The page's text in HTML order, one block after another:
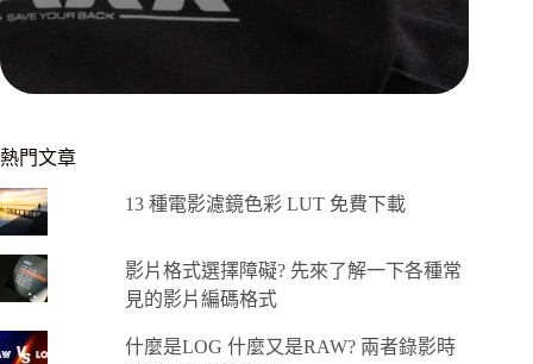
熱門文章
13 種電影濾鏡色彩 LUT 免費下載
影片格式選擇障礙? 先來了解一下各種常
見的影片編碼格式
什麼是LOG 什麼又是RAW? 兩者錄影時